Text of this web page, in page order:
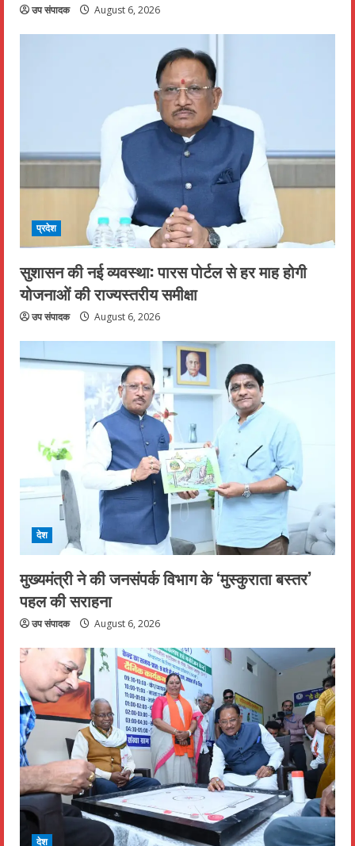
उप संपादक August 6, 2026
प्रदेश
सुशासन की नई व्यवस्था: पारस पोर्टल से हर माह होगी
योजनाओं की राज्यस्तरीय समीक्षा
उप संपादक August 6, 2026
देश
मुख्यमंत्री ने की जनसंपर्क विभाग के ‘मुस्कुराता बस्तर’
पहल की सराहना
उप संपादक August 6, 2026
देश